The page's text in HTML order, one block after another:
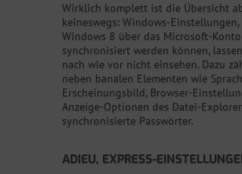
Wirklich komplett ist die Übersicht
keineswegs: Windows-
Windows 8 über das Microsoft-Konto
synchronisiert werden können,
nach wie vor nicht einsehen. Dazu
neben banalen Elementen wie
Erscheinungsbild, Browser-
Anzeige-Optionen des Datei-
synchronisierte Passwörter.
ADIEU, EXPRESS-